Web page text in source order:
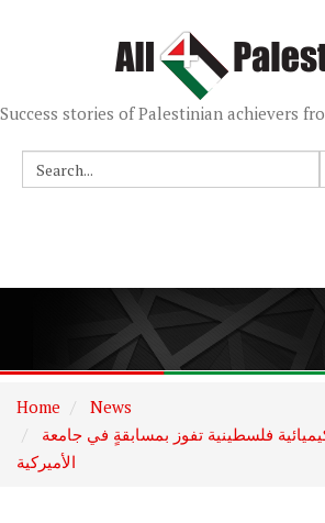
Success stories of Palestinian achievers
Home
News
الأميركية